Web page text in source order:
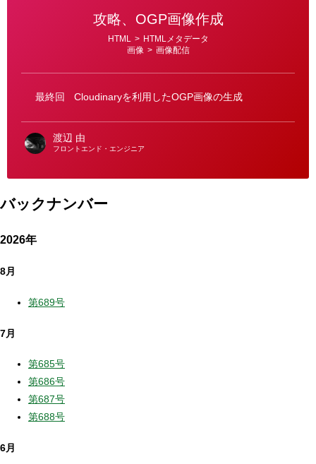
攻略、OGP画像作成
HTML > HTMLメタデータ
画像 > 画像配信
最終回 Cloudinaryを利用したOGP画像の生成
渡辺 由
フロントエンド・エンジニア
バックナンバー
2026年
8月
第689号
7月
第685号
第686号
第687号
第688号
6月